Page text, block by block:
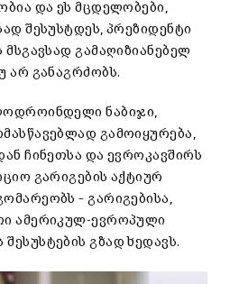
და ეს მცდელობები,
შესუსტდეს, პრეზიდენტი
მსგავსად გამაღიზიანებელ
არ განაგრძობს.
ნაბიჯი,
გამოიყურება,
ჩინეთსა და ევროკავშირს
გარიგების აქტიურ
– გარიგებისა,
ამერიკულ-ევროპული
გზად ხედავს.